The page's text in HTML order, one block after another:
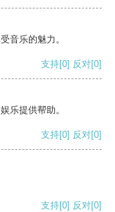
音乐的魅力。
支持[0] 反对[0]
乐提供帮助。
支持[0] 反对[0]
支持[0] 反对[0]